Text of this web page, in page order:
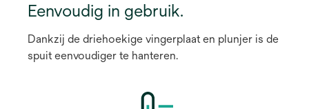
Eenvoudig in gebruik.
Dankzij de driehoekige vingerplaat en plunjer is de
spuit eenvoudiger te hanteren.